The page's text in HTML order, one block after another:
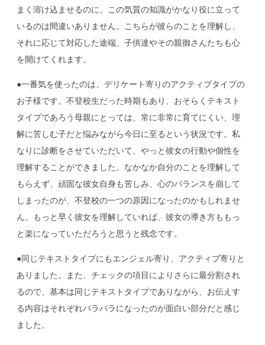
まく溶け込ませるのに、この気質の知識がかなり役に立って
いるのは間違いありません。こちらが彼らのことを理解し、
それに応じて対応した途端、子供達やその親御さんたちも心
を開けてくれます。
●一番気を使ったのは、デリケート寄りのアクティブタイプの
お子様です。不登校生だった時期もあり、おそらくテキスト
タイプであろう母親にとっては、常に非常に育てにくい、理
解に苦しむ子だと悩みながら今日に至るという状況です。私
なりに診断をさせていただいて、やっと彼女の行動や個性を
理解することができました。なかなか自分のことを理解して
もらえず、頑固な彼女自身も苦しみ、心のバランスを崩して
しまったのが、不登校の一つの原因になったのかもしれませ
ん。もっと早く彼女を理解していれば、彼女の導き方ももっ
と楽になっていただろうと思うと残念です。
●同じテキストタイプにもエンジェル寄り、アクティブ寄りと
ありました。また、チェックの項目によりさらに最分割され
るので、基本は同じテキストタイプでありながら、お伝えす
る内容はそれぞれバラバラになったのが面白い部分だと感じ
ました。